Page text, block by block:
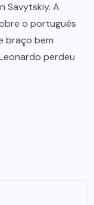
Savytskiy. A
o português
braço bem
perdeu